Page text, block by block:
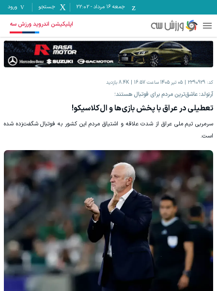
جمعه ۱۶ مرداد -
22:02 جستجو ورود
اپلیکیشن اندروید ورزش سه
کد: 2390929 05 تیر 1405 ساعت 16:57 8.4K بازدید
آرنولد: عاشق‌ترین مردم برای فوتبال هستند؛
تعطیلی در عراق با پخش بازی‌ها و ال‌کلاسیکو!
سرمربی تیم ملی عراق از شدت علاقه و اشتیاق مردم این کشور به فوتبال شگفت‌زده شده
است.